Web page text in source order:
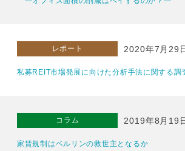
レポート 2020年7月29
私募REIT市場発展に向けた分析手法に関する調
コラム 2019年8月19
家賃規制はベルリンの救世主となるか